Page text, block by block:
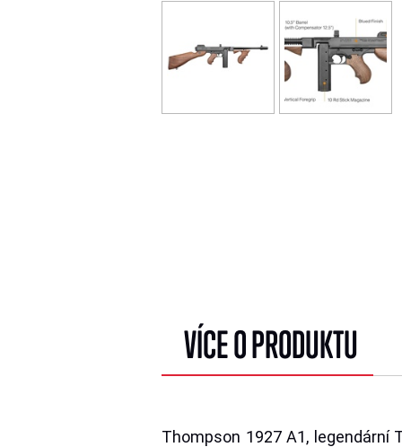
VÍCE O PRODUKTU
Thompson 1927 A1, legendární